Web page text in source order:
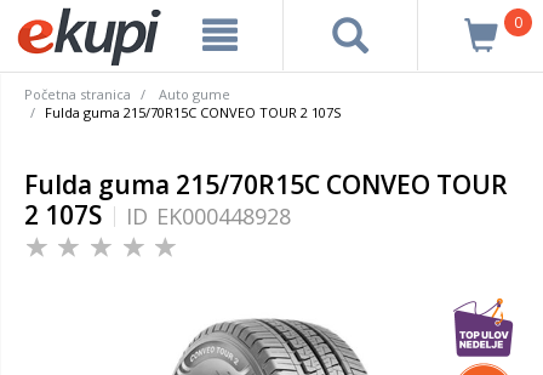
0
Početna stranica
Auto gume
Fulda guma 215/70R15C CONVEO TOUR 2 107S
Fulda guma 215/70R15C CONVEO TOUR
2 107S
ID EK000448928